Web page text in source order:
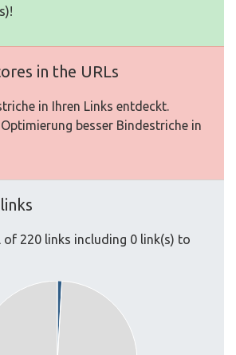
in the URLs
in Ihren Links entdeckt.
besser Bindestriche in
220 links including 0 link(s) to